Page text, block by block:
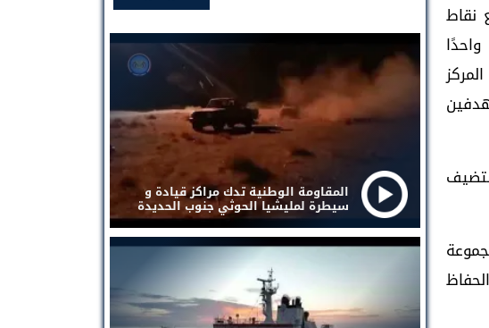
نقاط
المقاومة الوطنية تدك مراكز قيادة و
سيطرة لمليشيا الحوثي جنوب الحديدة